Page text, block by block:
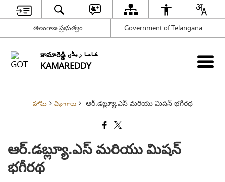
తెలంగాణ ప్రభుత్వం Government of Telangana
కామారెడ్డి کاما ریڈّی
KAMAREDDY
హోమ్ విభాగాలు ఆర్.డబ్ల్యూ.ఎస్ మరియు మిషన్ భగీరథ
ఆర్.డబ్ల్యూ.ఎస్ మరియు మిషన్
భగీరథ